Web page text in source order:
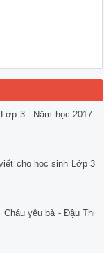
3 - Năm học 2017-
cho học sinh Lớp 3
yêu bà - Đậu Thị